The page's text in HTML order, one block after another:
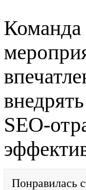
Команда
SEO-
Понравилась